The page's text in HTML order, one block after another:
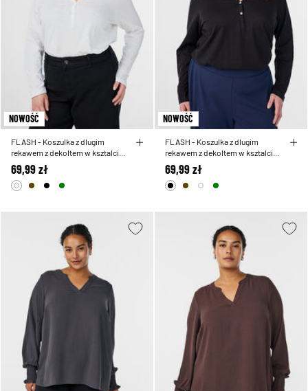
NOWOŚĆ
FLASH - Koszulka z dlugim
rekawem z dekoltem w ksztalcie
litery V i guziki
69,99 zł
NOWOŚĆ
FLASH - Koszulka z dlugim
rekawem z dekoltem w ksztalcie
litery V i guziki
69,99 zł